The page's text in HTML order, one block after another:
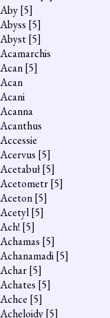
Aby[5]
Abyss [5]
Abyst[5]
Acamarchis
Acan[5]
Acan
Acani
Acanna
Acanthus
Accessie
Acervus [5]
Acetabuł[5]
Acetometr[5]
Aceton[5]
Acetyl[5]
Ach! [5]
Achamas [5]
Achanamadi[5]
Achar[5]
Achates [5]
Achce [5]
Acheloidy[5]